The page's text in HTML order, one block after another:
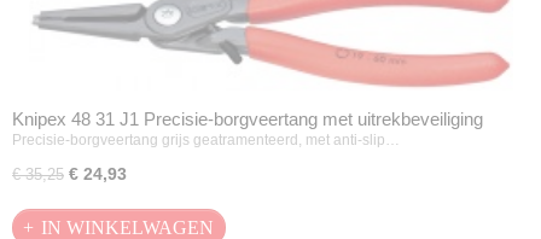
Knipex 48 31 J1 Precisie-borgveertang met uitrekbeveiliging
Precisie-borgveertang grijs geatramenteerd, met anti-slip…
€ 35,25 € 24,93
IN WINKELWAGEN